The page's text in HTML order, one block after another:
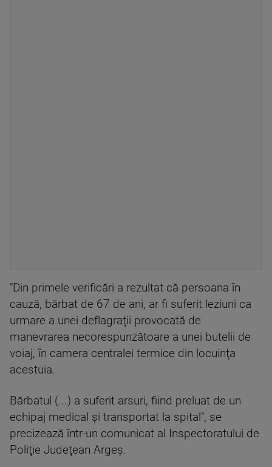
"Din primele verificări a rezultat că persoana în
cauză, bărbat de 67 de ani, ar fi suferit leziuni ca
urmare a unei deflagraţii provocată de
manevrarea necorespunzătoare a unei butelii de
voiaj, în camera centralei termice din locuinţa
acestuia.
Bărbatul (...) a suferit arsuri, fiind preluat de un
echipaj medical şi transportat la spital", se
precizează într-un comunicat al Inspectoratului de
Poliţie Judeţean Argeş.